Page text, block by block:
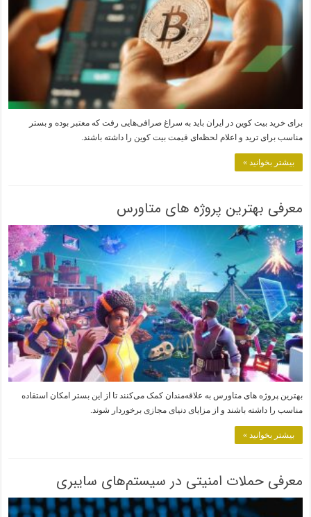
برای خرید بیت کوین در ایران باید به سراغ صرافی‌هایی رفت که معتبر بوده و بستر
مناسب برای ترید و اعلام لحظه‌ای قیمت بیت کوین را داشته باشند.
بیشتر بخوانید »
معرفی بهترین پروژه های متاورس
بهترین پروژه های متاورس به علاقه‌مندان کمک می‌کنند تا از این بستر امکان استقاده
مناسب را داشته باشند و از مزایای دنیای مجازی برخوردار شوند.
بیشتر بخوانید »
معرفی حملات امنیتی در سیستم‌های سایبری